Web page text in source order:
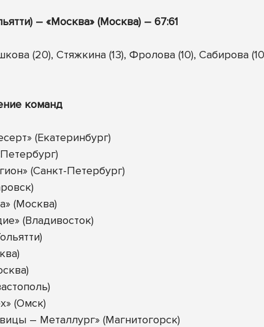
– «Москва» (Москва) – 67:61
(20), Стяжкина (13), Фролова (10), Сабирова
команд
(Екатеринбург)
(Санкт-Петербург)
(Москва)
(Владивосток)
(Омск)
– Металлург» (Магнитогорск)